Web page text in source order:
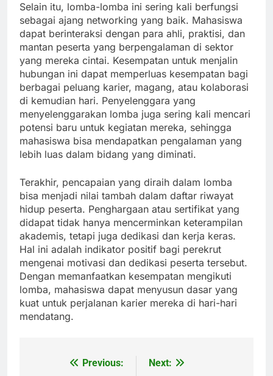
Selain itu, lomba-lomba ini sering kali berfungsi
sebagai ajang networking yang baik. Mahasiswa
dapat berinteraksi dengan para ahli, praktisi, dan
mantan peserta yang berpengalaman di sektor
yang mereka cintai. Kesempatan untuk menjalin
hubungan ini dapat memperluas kesempatan bagi
berbagai peluang karier, magang, atau kolaborasi
di kemudian hari. Penyelenggara yang
menyelenggarakan lomba juga sering kali mencari
potensi baru untuk kegiatan mereka, sehingga
mahasiswa bisa mendapatkan pengalaman yang
lebih luas dalam bidang yang diminati.
Terakhir, pencapaian yang diraih dalam lomba
bisa menjadi nilai tambah dalam daftar riwayat
hidup peserta. Penghargaan atau sertifikat yang
didapat tidak hanya mencerminkan keterampilan
akademis, tetapi juga dedikasi dan kerja keras.
Hal ini adalah indikator positif bagi perekrut
mengenai motivasi dan dedikasi peserta tersebut.
Dengan memanfaatkan kesempatan mengikuti
lomba, mahasiswa dapat menyusun dasar yang
kuat untuk perjalanan karier mereka di hari-hari
mendatang.
Previous:
Next: